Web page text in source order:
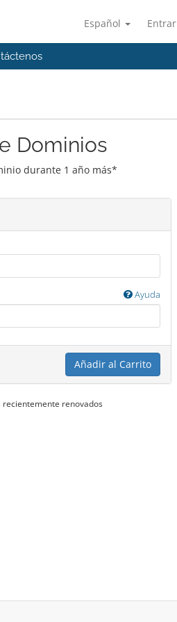
Español Entrar
Dominios
durante 1 año más*
Ayuda
Añadir al Carrito
recientemente renovados